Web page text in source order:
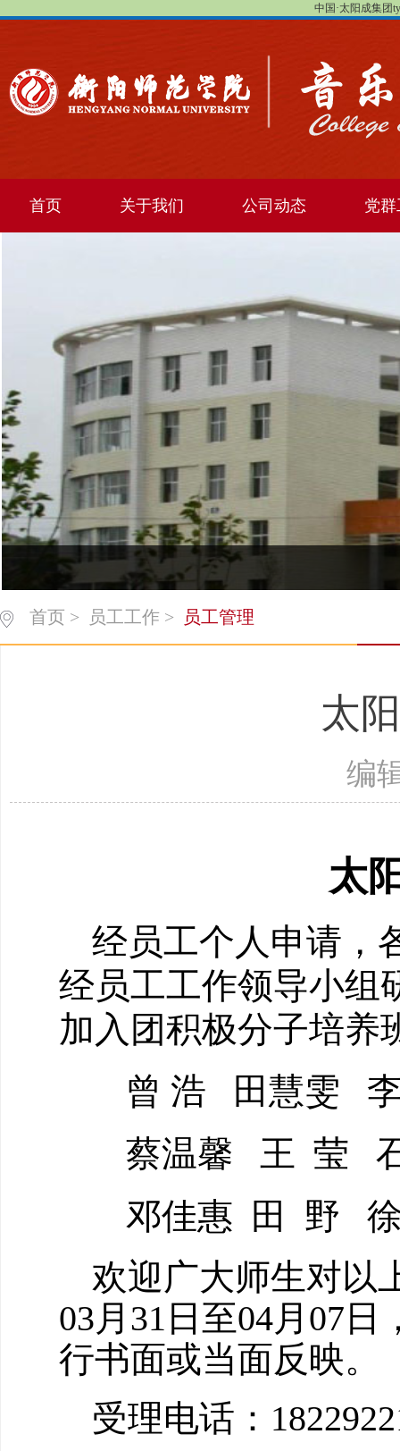
中国·太阳成集团
首页 关于我们 公司动态 党
首页 > 员工工作 > 员工管理
太
编
太
经员工个人申请，
经员工工作领导小组
加入团积极分子培养
曾 浩 田慧雯
蔡温馨
王 莹
邓佳惠 田 野
欢迎广大师生对以
03月 31 日至04月 07 日
行书面或当面反映。
受理电话：